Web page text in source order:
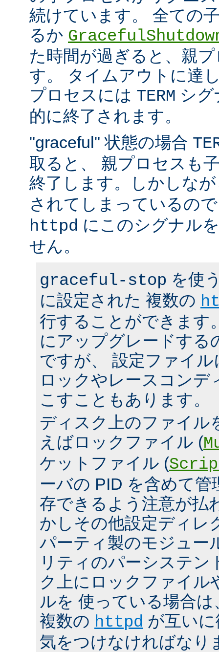
続けています。 全ての
るか
た時間が過ぎると、親
す。 タイムアウトに達
プロセスには TERM シ
的に終了されます。
"graceful" 状態の場合
取ると、 親プロセスも
終了します。しかしな
されてしまっているの
httpd にこのシグナル
せん。
graceful-stop を使
に設定された 複数の
行することができます
にアップグレードする
ですが、 設定ファイ
ロックやレースコンデ
こすこともあります。
ディスク上のファイル
えばロックファイル (
ケットファイル (
ーバの PID を含めて
存できるよう注意が払
かしその他設定ディレ
パーティ製のモジュー
リティのパーシステン
ク上にロックファイル
ルを 使っている場合
複数の httpd が互い
気をつけなければなり